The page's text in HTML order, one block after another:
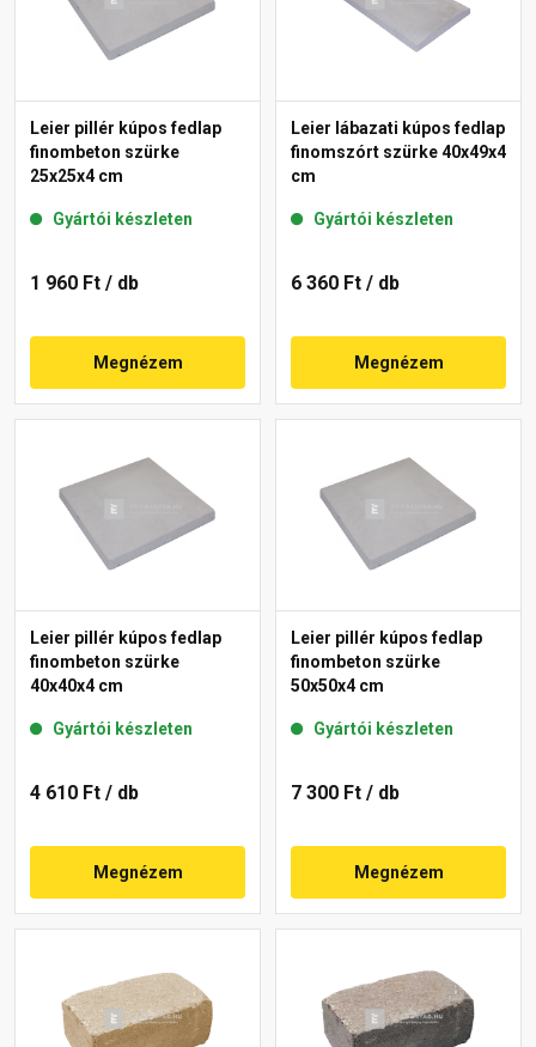
Leier pillér kúpos fedlap
finombeton szürke
25x25x4 cm
Gyártói készleten
1 960 Ft / db
Megnézem
Leier lábazati kúpos fedlap
finomszórt szürke 40x49x4
cm
Gyártói készleten
6 360 Ft / db
Megnézem
Leier pillér kúpos fedlap
finombeton szürke
40x40x4 cm
Gyártói készleten
4 610 Ft / db
Megnézem
Leier pillér kúpos fedlap
finombeton szürke
50x50x4 cm
Gyártói készleten
7 300 Ft / db
Megnézem